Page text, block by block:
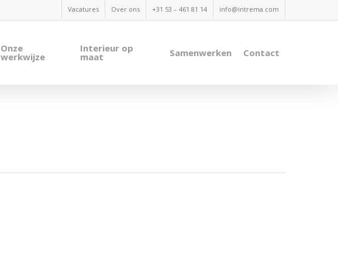
Vacatures Over ons +31 53 – 461 81 14 info@intrema.com
Onze
werkwijze
Interieur op
maat Samenwerken Contact